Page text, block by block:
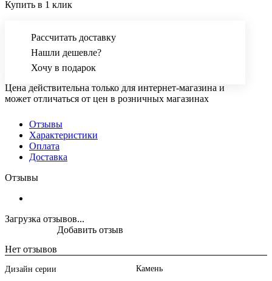
Купить в 1 клик
Рассчитать доставку
Нашли дешевле?
Хочу в подарок
Цена действительна только для интернет-магазина и
может отличаться от цен в розничных магазинах
Отзывы
Характеристики
Оплата
Доставка
Отзывы
Загрузка отзывов...
Нет отзывов
Добавить отзыв
Дизайн серии Камень